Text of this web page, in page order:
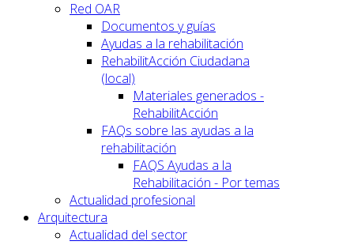
Red OAR
Documentos y guías
Ayudas a la rehabilitación
RehabilitAcción Ciudadana
(local)
Materiales generados -
RehabilitAcción
FAQs sobre las ayudas a la
rehabilitación
FAQS Ayudas a la
Rehabilitación - Por temas
Actualidad profesional
Arquitectura
Actualidad del sector